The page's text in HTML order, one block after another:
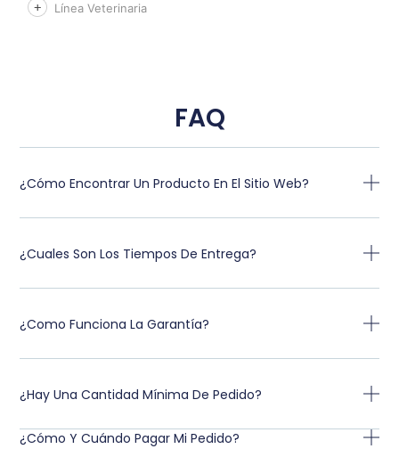
Línea Veterinaria
FAQ
¿Cómo Encontrar Un Producto En El Sitio Web?
¿Cuales Son Los Tiempos De Entrega?
¿Como Funciona La Garantía?
¿Hay Una Cantidad Mínima De Pedido?
¿Cómo Y Cuándo Pagar Mi Pedido?